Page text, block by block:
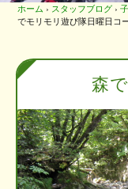
ホーム › スタッフブログ ›
でモリモリ遊び隊日曜日コ
森